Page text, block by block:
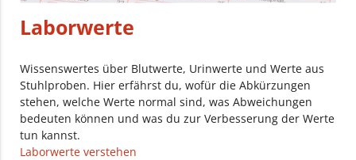
Laborwerte
Wissenswertes über Blutwerte, Urinwerte und Werte aus
Stuhlproben. Hier erfährst du, wofür die Abkürzungen
stehen, welche Werte normal sind, was Abweichungen
bedeuten können und was du zur Verbesserung der Werte
tun kannst.
Laborwerte verstehen